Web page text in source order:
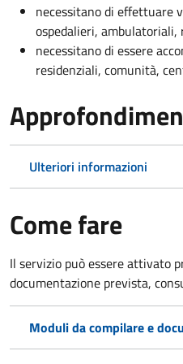
necessitano di effettuare
ospedalieri,
necessitano di essere
residenziali, comunità,
Ulteriori informazioni
Come fare
Il servizio può essere attivato
documentazione prevista,
Moduli da compilare e